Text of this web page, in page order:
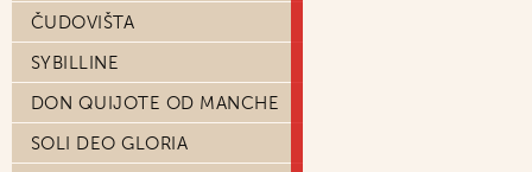
ČUDOVIŠTA
SYBILLINE
DON QUIJOTE OD MANCHE
SOLI DEO GLORIA